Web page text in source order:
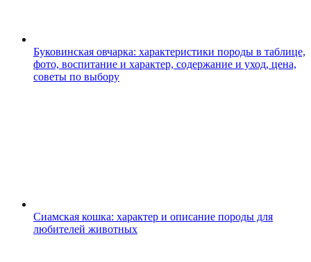
Буковинская овчарка: характеристики породы в таблице,
фото, воспитание и характер, содержание и уход, цена,
советы по выбору
Сиамская кошка: характер и описание породы для
любителей животных